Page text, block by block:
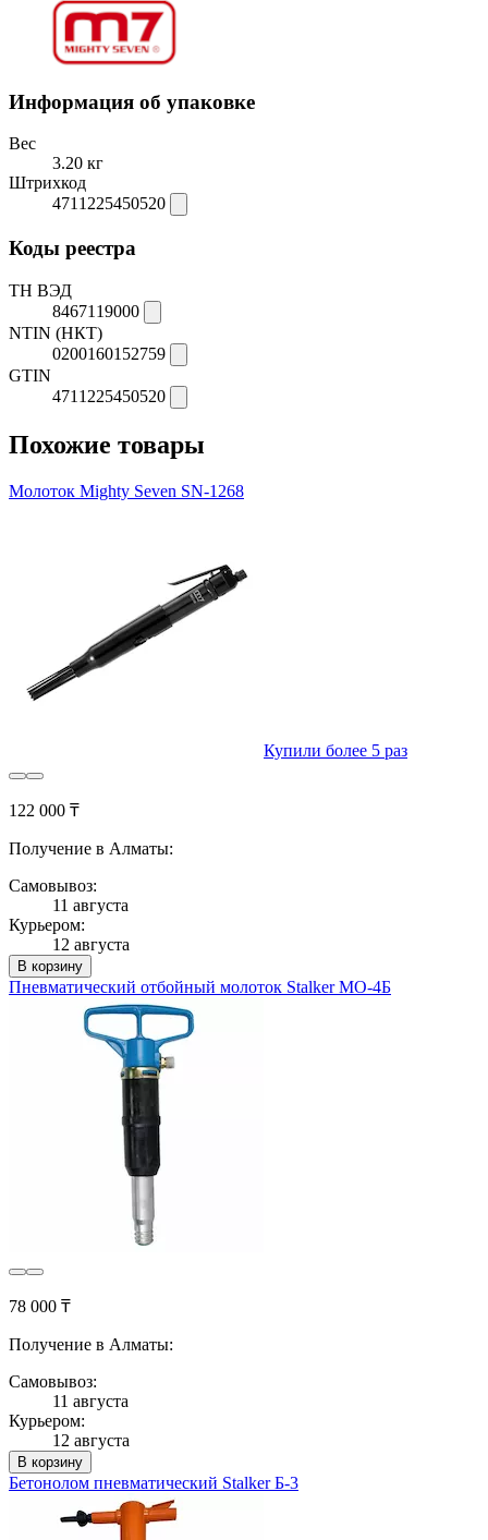
Информация об упаковке
Вес
3.20 кг
Штрихкод
4711225450520
Коды реестра
ТН ВЭД
8467119000
NTIN (НКТ)
0200160152759
GTIN
4711225450520
Похожие товары
Молоток Mighty Seven SN-1268
Купили более 5 раз
122 000 ₸
Получение в Алматы:
Самовывоз:
11 августа
Курьером:
12 августа
В корзину
Пневматический отбойный молоток Stalker МО-4Б
78 000 ₸
Получение в Алматы:
Самовывоз:
11 августа
Курьером:
12 августа
В корзину
Бетонолом пневматический Stalker Б-3